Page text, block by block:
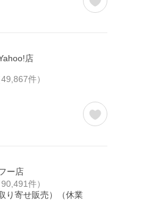
店
49,867件）
ー店
90,491件）
り寄せ販売）（休業